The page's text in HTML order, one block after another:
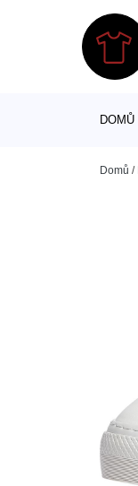
DOMŮ
Domů /